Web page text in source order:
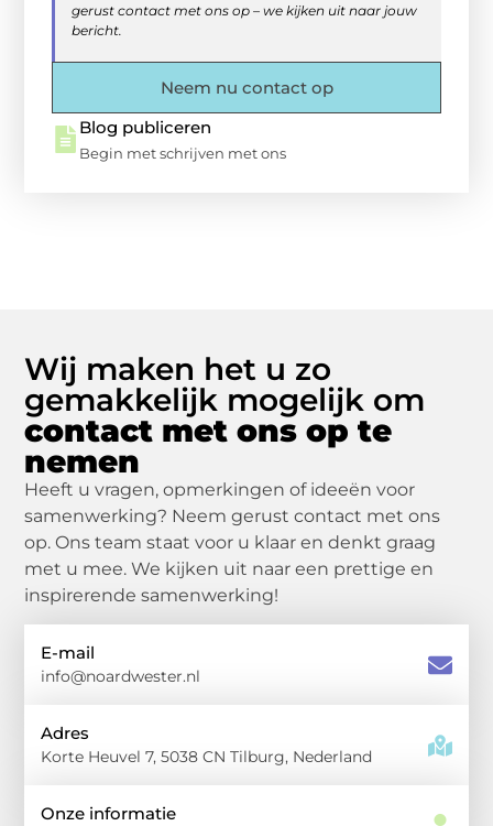
gerust contact met ons op – we kijken uit naar jouw
bericht.
Neem nu contact op
Blog publiceren
Begin met schrijven met ons
Wij maken het u zo
gemakkelijk mogelijk om
contact met ons op te
nemen
Heeft u vragen, opmerkingen of ideeën voor
samenwerking? Neem gerust contact met ons
op. Ons team staat voor u klaar en denkt graag
met u mee. We kijken uit naar een prettige en
inspirerende samenwerking!
E-mail
info@noardwester.nl
Adres
Korte Heuvel 7, 5038 CN Tilburg, Nederland
Onze informatie